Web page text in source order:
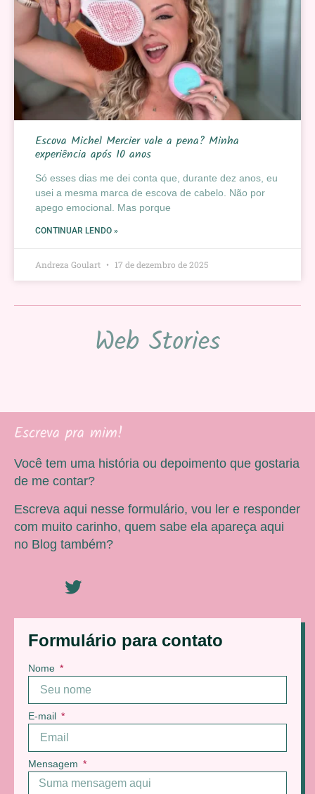
Escova Michel Mercier vale a pena? Minha
experiência após 10 anos
Só esses dias me dei conta que, durante dez anos, eu
usei a mesma marca de escova de cabelo. Não por
apego emocional. Mas porque
CONTINUAR LENDO »
Andreza Goulart 17 de dezembro de 2025
Web Stories
Formulário para contato
Nome
E-mail
Mensagem
Escreva pra mim!
Você tem uma história ou depoimento que gostaria
de me contar?
Escreva aqui nesse formulário, vou ler e responder
com muito carinho, quem sabe ela apareça aqui
no Blog também?